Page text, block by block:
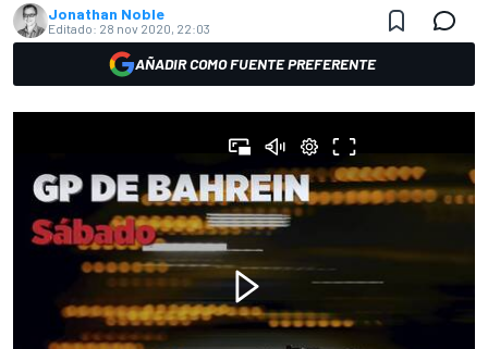
Jonathan Noble
Editado: 28 nov 2020, 22:03
AÑADIR COMO FUENTE PREFERENTE